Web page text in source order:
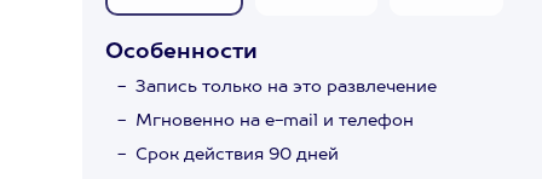
Особенности
Запись только на это развлечение
Мгновенно на e-mail и телефон
Срок действия 90 дней